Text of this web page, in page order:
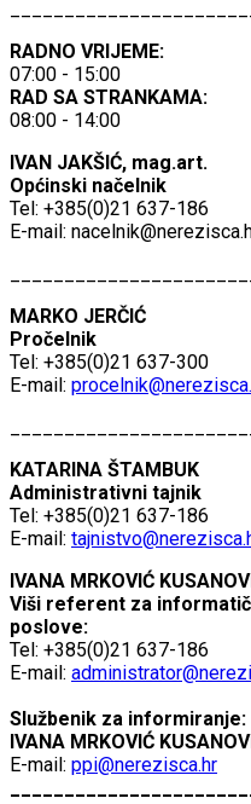
RADNO VRIJEME:
07:00 - 15:00
RAD SA STRANKAMA:
08:00 - 14:00
IVAN JAKŠIĆ, mag.art.
Općinski načelnik
Tel: +385(0)21 637-186
E-mail:
MARKO JERČIĆ
Pročelnik
Tel: +385(0)21 637-300
E-mail:
KATARINA ŠTAMBUK
Administrativni tajnik
Tel: +385(0)21 637-186
E-mail:
IVANA MRKOVIĆ
Viši referent za
poslove:
Tel: +385(0)21 637-186
E-mail:
Službenik za informiranje:
IVANA MRKOVIĆ
E-mail: ppi@nerezisca.hr